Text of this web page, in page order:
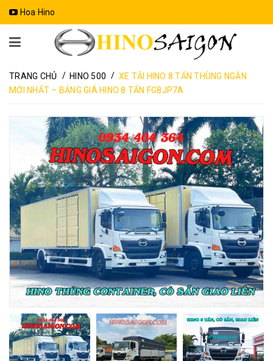
Hoa Hino
TRANG CHỦ / HINO 500 / XE TẢI HINO 8 TẤN THÙNG NGẮN
MỚI NHẤT – BẢNG GIÁ HINO 8 TẤN FG8JP7A